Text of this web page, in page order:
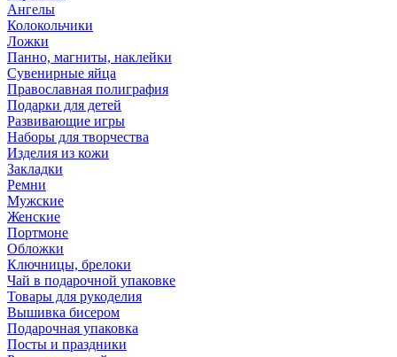
Ангелы
Колокольчики
Ложки
Панно, магниты, наклейки
Сувенирные яйца
Православная полиграфия
Подарки для детей
Развивающие игры
Наборы для творчества
Изделия из кожи
Закладки
Ремни
Мужские
Женские
Портмоне
Обложки
Ключницы, брелоки
Чай в подарочной упаковке
Товары для рукоделия
Вышивка бисером
Подарочная упаковка
Посты и праздники